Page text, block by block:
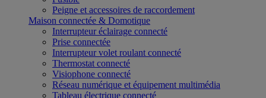
Peigne et accessoires de raccordement
Maison connectée & Domotique
Interrupteur éclairage connecté
Prise connectée
Interrupteur volet roulant connecté
Thermostat connecté
Visiophone connecté
Réseau numérique et équipement multimédia
Tableau électrique connecté